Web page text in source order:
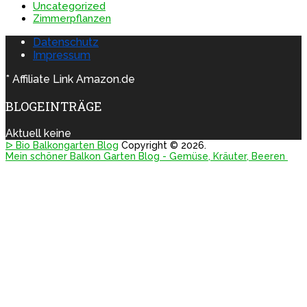
Uncategorized
Zimmerpflanzen
Datenschutz
Impressum
* Affiliate Link Amazon.de
BLOGEINTRÄGE
Aktuell keine
ᐅ Bio Balkongarten Blog Copyright © 2026.
Mein schöner Balkon Garten Blog - Gemüse, Kräuter, Beeren